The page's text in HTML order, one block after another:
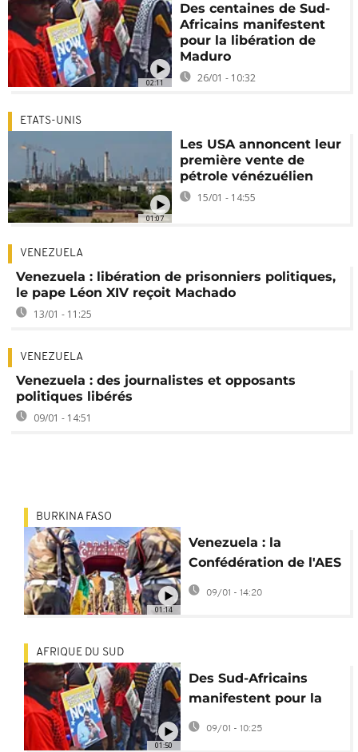
02:11
Des centaines de Sud-
Africains manifestent
pour la libération de
Maduro
26/01 - 10:32
01:07
ETATS-UNIS
Les USA annoncent leur
première vente de
pétrole vénézuélien
15/01 - 14:55
VENEZUELA
Venezuela : libération de prisonniers politiques,
le pape Léon XIV reçoit Machado
13/01 - 11:25
VENEZUELA
Venezuela : des journalistes et opposants
politiques libérés
09/01 - 14:51
01:14
BURKINA FASO
Venezuela : la
Confédération de l'AES
condamne la capture
de Maduro
09/01 - 14:20
01:50
AFRIQUE DU SUD
Des Sud-Africains
manifestent pour la
libération de Nicolas
Maduro
09/01 - 10:25